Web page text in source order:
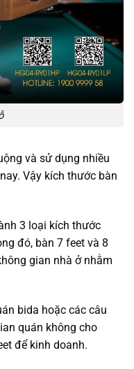
và sử dụng nhiều
Vậy kích thước bàn
3 loại kích thước
đó, bàn 7 feet và 8
gian nhà ở nhằm
bida hoặc các câu
quán không cho
để kinh doanh.